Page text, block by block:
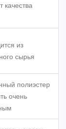
качества
из
сырья
полиэстер
очень